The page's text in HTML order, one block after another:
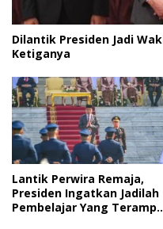
Dilantik Presiden Jadi
Ketiganya
Lantik Perwira Remaja,
Presiden Ingatkan Jadilah
Pembelajar Yang Terampil